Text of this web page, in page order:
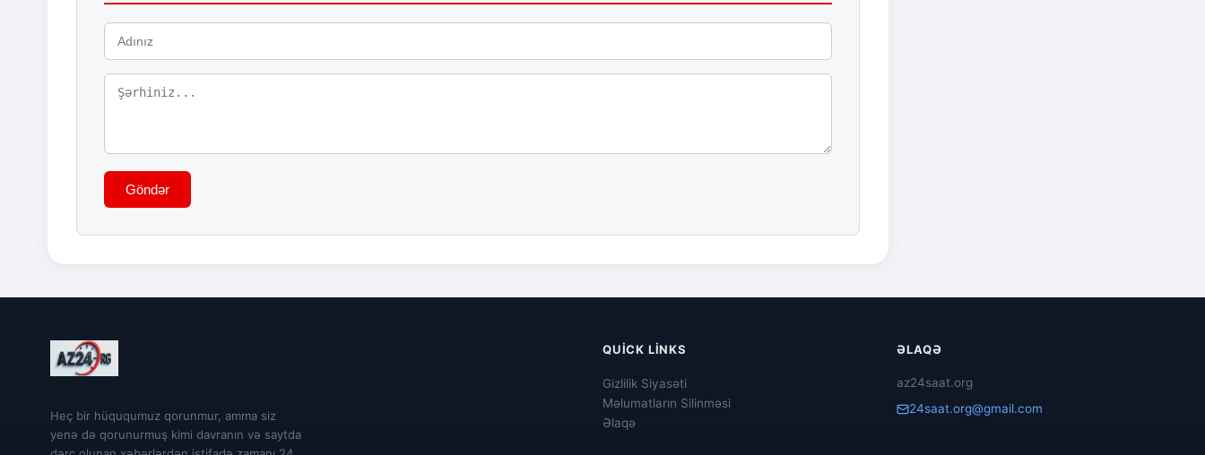
Göndər
Heç bir hüququmuz qorunmur, amma siz
yenə də qorunurmuş kimi davranın və saytda
QUICK LINKS
Gizlilik Siyasəti
Məlumatların Silinməsi
Əlaqə
ƏLAQƏ
az24saat.org
24saat.org@gmail.com